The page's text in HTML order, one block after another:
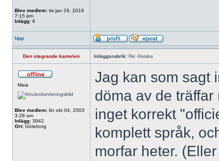
Blev medlem: tis jan 29, 2019
7:15 pm
Inlägg: 9
Upp
Den stegrande kamelen Inläggsrubrik: Re: Alviska
Maia
Blev medlem: lör okt 04, 2003
3:28 am
Inlägg: 3942
Ort: Göteborg
Jag kan som sagt
döma av de
inget korrekt
komplett språk,
morfar heter.